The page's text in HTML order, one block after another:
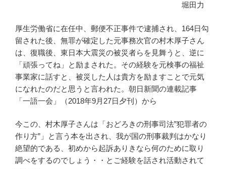
堀田力
厚生労働省に在任中、郵便不正事件で逮捕され、164日勾
留された後、無罪が確定した元事務次官の村木厚子さん
は、復職後、東日本大震災の被災者らを見舞うと、逆に
「頑張ってね」と励まされた。その経験を元検事の福祉
事業家に話すと、被災した人は貴方を励ますことで元気
になれたのだと思うと言われた。朝日新聞の連載記事
「一語一会」（2018年9月27日夕刊）から
今この、村木厚子さんは「おどろきの刑事司法”犯罪者の
作り方”」と言う本を出され、我が国の刑事裁判はかなり
絶望的である、初めから起訴ありきなら何のために取り
調べをするのでしょう・・とご経験を話され活動されて